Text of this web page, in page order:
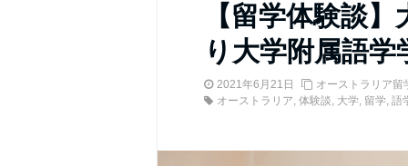
【留学体験談
り大学附属語
2021年6月21日
オーストラリア留
オーストラリア, 体験談, 大学, 留学, 語